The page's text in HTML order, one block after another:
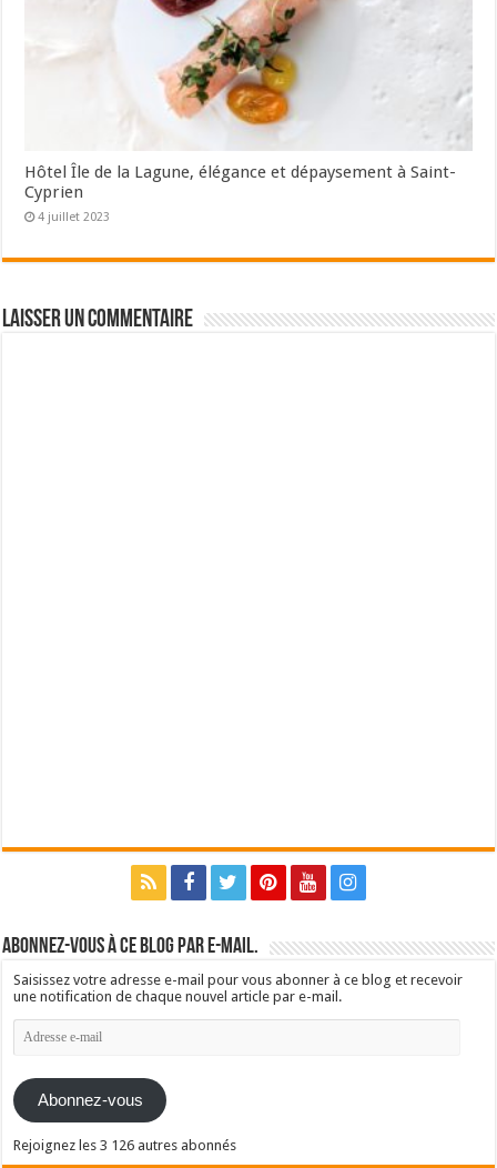
Hôtel Île de la Lagune, élégance et dépaysement à Saint-
Cyprien
4 juillet 2023
Laisser un commentaire
Abonnez-vous à ce blog par e-mail.
Saisissez votre adresse e-mail pour vous abonner à ce blog et recevoir
une notification de chaque nouvel article par e-mail.
Adresse
e-
Abonnez-vous
Rejoignez les 3 126 autres abonnés